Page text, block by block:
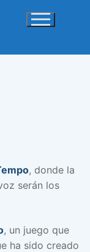
, donde la
serán los
, un juego que
ha sido creado